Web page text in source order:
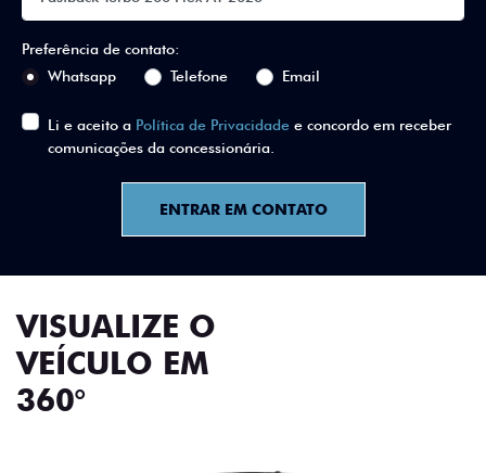
Preferência de contato:
Whatsapp
Telefone Email
Li e aceito a Política de Privacidade e concordo em receber
comunicações da concessionária.
ENTRAR EM CONTATO
VISUALIZE O
VEÍCULO EM
360°